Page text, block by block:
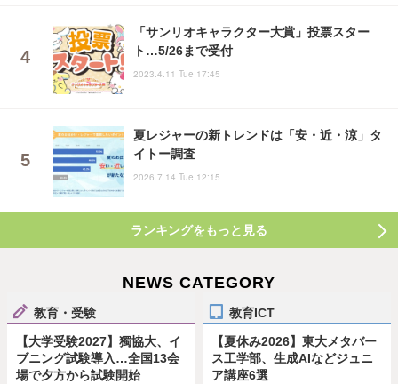
「サンリオキャラクター大賞」投票スター
ト…5/26まで受付
2023.4.11 Tue 17:45
夏レジャーの新トレンドは「安・近・涼」タ
イトー調査
2026.7.14 Tue 12:15
ランキングをもっと見る
NEWS CATEGORY
教育・受験
【大学受験2027】獨協大、イ
ブニング試験導入…全国13会
場で夕方から試験開始
教育ICT
【夏休み2026】東大メタバー
ス工学部、生成AIなどジュニ
ア講座6選